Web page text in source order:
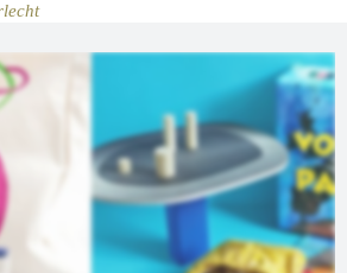
Comprendre et parler
Bienvenue en Belgique
Espace presse
Contacts
Trouver un lieu d’alphabétisation